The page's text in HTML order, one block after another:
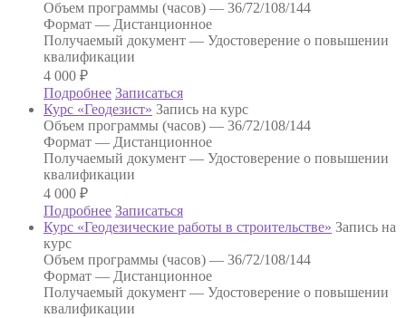
Объем программы (часов) — 36/72/108/144
Формат — Дистанционное
Получаемый документ — Удостоверение о повышении
квалификации
4 000 ₽
Подробнее Записаться
Курс «Геодезист» Запись на курс
Объем программы (часов) — 36/72/108/144
Формат — Дистанционное
Получаемый документ — Удостоверение о повышении
квалификации
4 000 ₽
Подробнее Записаться
Курс «Геодезические работы в строительстве» Запись на
курс
Объем программы (часов) — 36/72/108/144
Формат — Дистанционное
Получаемый документ — Удостоверение о повышении
квалификации